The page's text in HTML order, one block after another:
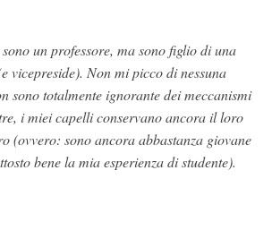
un professore, ma sono figlio di una
vicepreside). Non mi picco di nessuna
sono totalmente ignorante dei meccanismi
i miei capelli conservano ancora il loro
(ovvero: sono ancora abbastanza giovane
bene la mia esperienza di studente).